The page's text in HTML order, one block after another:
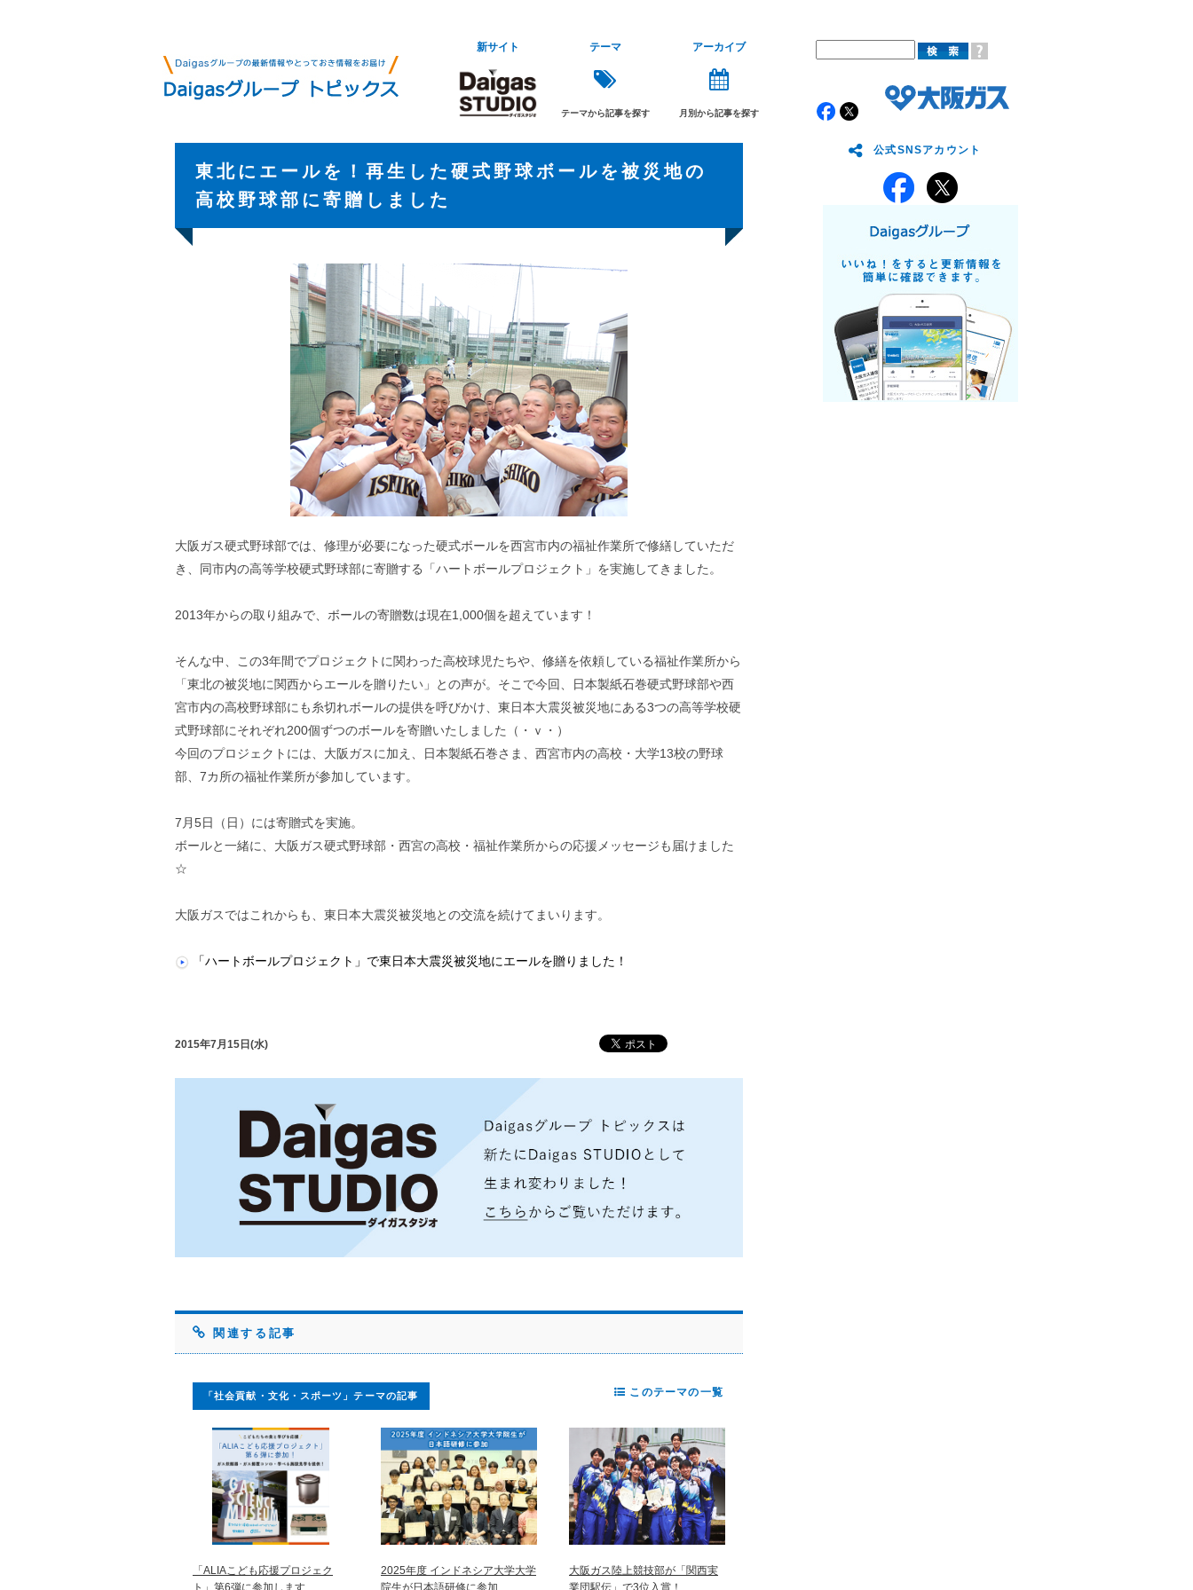
新サイト テーマ
テーマから記事を探す
アーカイブ
月別から記事を探す
東北にエールを！再生した硬式野球ボールを被災地の
高校野球部に寄贈しました
大阪ガス硬式野球部では、修理が必要になった硬式ボールを西宮市内の福祉作業所で修繕していただ
き、同市内の高等学校硬式野球部に寄贈する「ハートボールプロジェクト」を実施してきました。
2013年からの取り組みで、ボールの寄贈数は現在1,000個を超えています！
そんな中、この3年間でプロジェクトに関わった高校球児たちや、修繕を依頼している福祉作業所から
「東北の被災地に関西からエールを贈りたい」との声が。そこで今回、日本製紙石巻硬式野球部や西
宮市内の高校野球部にも糸切れボールの提供を呼びかけ、東日本大震災被災地にある3つの高等学校硬
式野球部にそれぞれ200個ずつのボールを寄贈いたしました（・ｖ・）
今回のプロジェクトには、大阪ガスに加え、日本製紙石巻さま、西宮市内の高校・大学13校の野球
部、7カ所の福祉作業所が参加しています。
7月5日（日）には寄贈式を実施。
ボールと一緒に、大阪ガス硬式野球部・西宮の高校・福祉作業所からの応援メッセージも届けました
☆
大阪ガスではこれからも、東日本大震災被災地との交流を続けてまいります。
「ハートボールプロジェクト」で東日本大震災被災地にエールを贈りました！
2015年7月15日(水)
関連する記事
「社会貢献・文化・スポーツ」テーマの記事
「ALIAこども応援プロジェク
ト」第6弾に参加します
2025年度 インドネシア大学大学
院生が日本語研修に参加
大阪ガス陸上競技部が「関西実
業団駅伝」で3位入賞！
このテーマの一覧
公式SNSアカウント